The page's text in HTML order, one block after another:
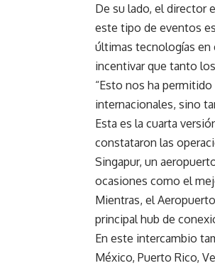
De su lado, el director
este tipo de eventos
últimas tecnologías en
incentivar que tanto
“Esto nos ha
internacionales, sino
Esta es la cuarta
constataron las
Singapur, un
ocasiones como el
Mientras, el
principal hub de
En este intercambio
México, Puerto Rico,